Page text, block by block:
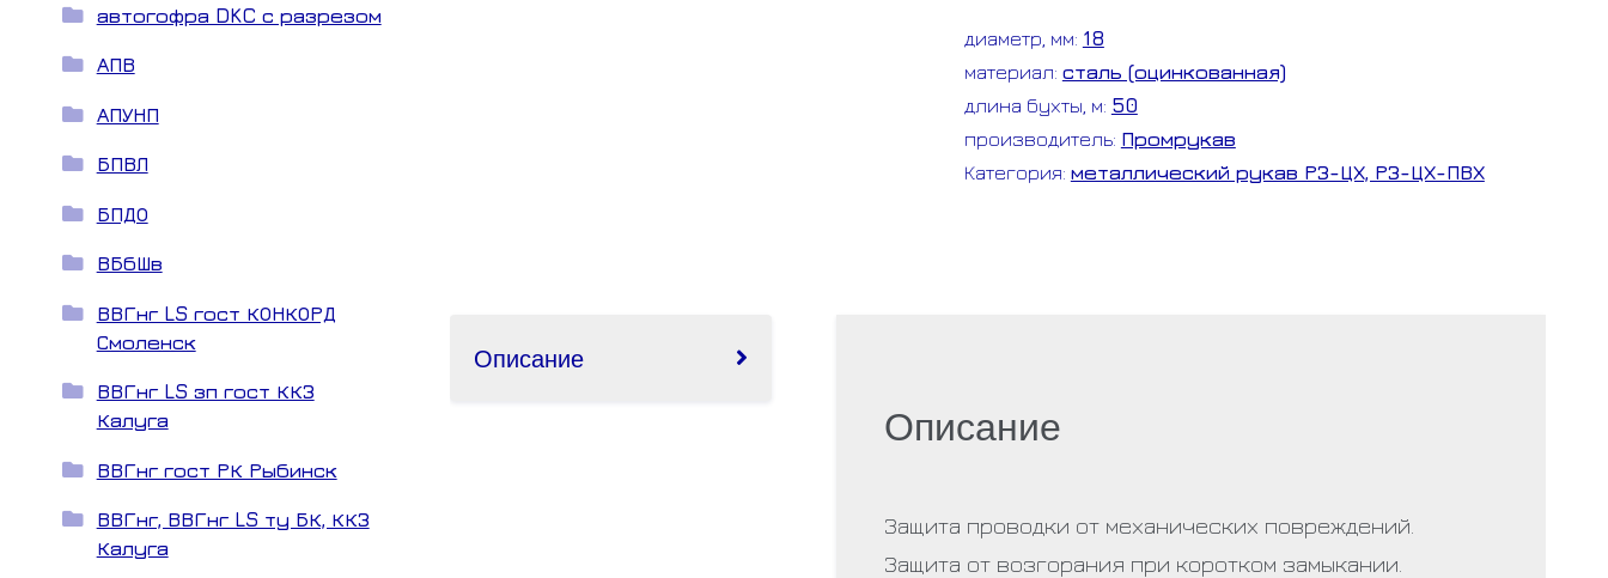
D
18мм
(металлорукав)
диаметр, мм: 18
материал: сталь (оцинкованная)
длина бухты, м: 50
производитель: Промрукав
Категория: металлический рукав РЗ-ЦХ, РЗ-ЦХ-ПВХ
Описание
Описание
Защита проводки от механических повреждений.
Защита от возгорания при коротком замыкании.
автогофра DKC с разрезом
АПВ
АПУНП
БПВЛ
БПДО
ВБбШв
ВВГнг LS гост КОНКОРД
Смоленск
ВВГнг LS зп гост ККЗ
Калуга
ВВГнг гост РК Рыбинск
ВВГнг, ВВГнг LS ту БК, ККЗ
Калуга